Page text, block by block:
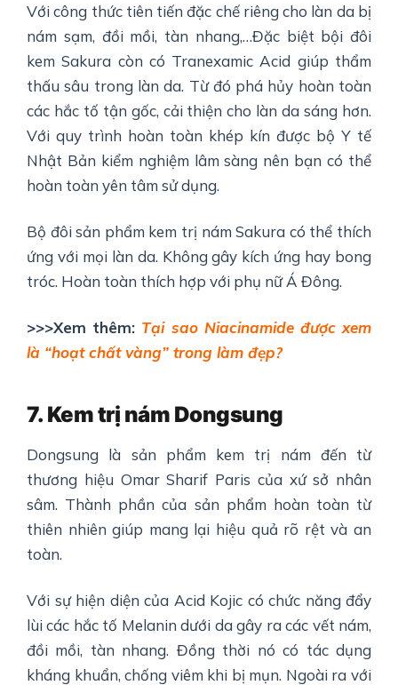
Với công thức tiên tiến đặc chế riêng cho làn da bị
nám sạm, đồi mồi, tàn nhang,…Đặc biệt bội đôi
kem Sakura còn có Tranexamic Acid giúp thẩm
thấu sâu trong làn da. Từ đó phá hủy hoàn toàn
các hắc tố tận gốc, cải thiện cho làn da sáng hơn.
Với quy trình hoàn toàn khép kín được bộ Y tế
Nhật Bản kiểm nghiệm lâm sàng nên bạn có thể
hoàn toàn yên tâm sử dụng.
Bộ đôi sản phẩm kem trị nám Sakura có thể thích
ứng với mọi làn da. Không gây kích ứng hay bong
tróc. Hoàn toàn thích hợp với phụ nữ Á Đông.
>>>Xem thêm: Tại sao Niacinamide được xem
là “hoạt chất vàng” trong làm đẹp?
7. Kem trị nám Dongsung
Dongsung là sản phẩm kem trị nám đến từ
thương hiệu Omar Sharif Paris của xứ sở nhân
sâm. Thành phần của sản phẩm hoàn toàn từ
thiên nhiên giúp mang lại hiệu quả rõ rệt và an
toàn.
Với sự hiện diện của Acid Kojic có chức năng đẩy
lùi các hắc tố Melanin dưới da gây ra các vết nám,
đồi mồi, tàn nhang. Đồng thời nó có tác dụng
kháng khuẩn, chống viêm khi bị mụn. Ngoài ra với